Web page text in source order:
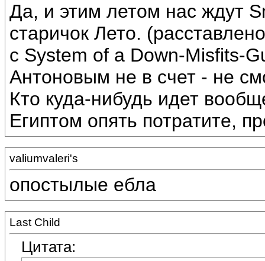
Да, и этим летом нас ждут
старичок Лето.
с System of a Down-Misfits-
Антоновым не в счет - не
Кто куда-нибудь идет
Египтом опять потратите,
valiumvaleri's
опостылые ебла
Last Child
Цитата: